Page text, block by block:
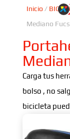
Inicio /
Mediano
Carga tus
bolso , no
bicicleta